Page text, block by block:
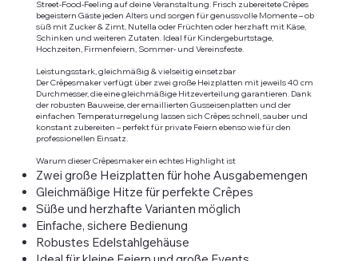
Street-Food-Feeling auf deine Veranstaltung. Frisch zubereitete Crêpes
begeistern Gäste jeden Alters und sorgen für genussvolle Momente – ob
süß mit Zucker & Zimt, Nutella oder Früchten oder herzhaft mit Käse,
Schinken und weiteren Zutaten. Ideal für Kindergeburtstage,
Hochzeiten, Firmenfeiern, Sommer- und Vereinsfeste.
Leistungsstark, gleichmäßig & vielseitig einsetzbar
Der Crêpesmaker verfügt über zwei große Heizplatten mit jeweils 40 cm
Durchmesser, die eine gleichmäßige Hitzeverteilung garantieren. Dank
der robusten Bauweise, der emaillierten Gusseisenplatten und der
einfachen Temperaturregelung lassen sich Crêpes schnell, sauber und
konstant zubereiten – perfekt für private Feiern ebenso wie für den
professionellen Einsatz.
Warum dieser Crêpesmaker ein echtes Highlight ist
Zwei große Heizplatten für hohe Ausgabemengen
Gleichmäßige Hitze für perfekte Crêpes
Süße und herzhafte Varianten möglich
Einfache, sichere Bedienung
Robustes Edelstahlgehäuse